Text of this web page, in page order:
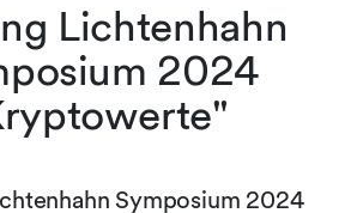
Lichtenhahn
2024
Symposium 2024